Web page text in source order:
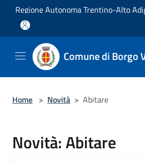
Salta al contenuto principale
Regione Autonoma Trentino-Alto
Comune di Borgo
Home > Novità > Abitare
Novità: Abitare